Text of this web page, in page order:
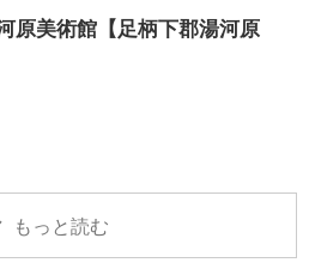
原美術館【足柄下郡湯河原
もっと読む